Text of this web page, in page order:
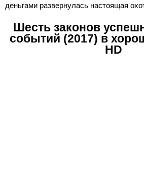
деньгами развернулась настоящая
Шесть законов
событий (2017) в
HD